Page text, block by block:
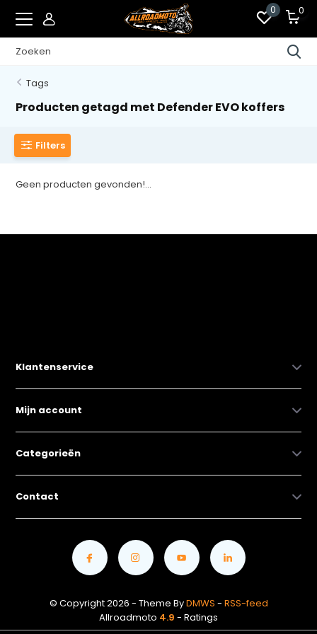
0 0
Tags
Producten getagd met Defender EVO koffers
Filters
Geen producten gevonden!...
Klantenservice
Mijn account
Categorieën
Contact
© Copyright 2026 - Theme ByDMWS - RSS-feed
Allroadmoto 4.9 - Ratings